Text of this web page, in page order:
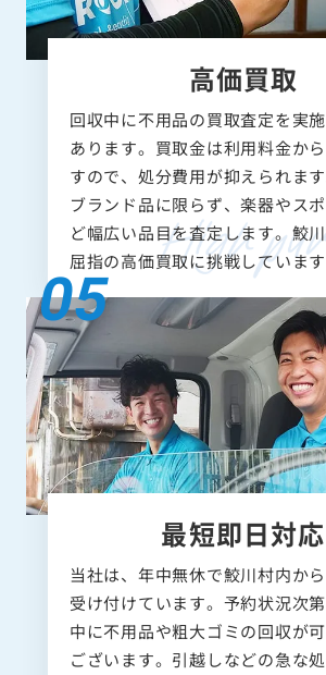
高価買取
回収中に不用品の買取査定を実
あります。買取金は利用料金か
すので、処分費用が抑えられま
ブランド品に限らず、楽器やス
ど幅広い品目を査定します。鮫
屈指の高価買取に挑戦しています
最短即日対応
当社は、年中無休で鮫川村内か
受け付けています。予約状況次
中に不用品や粗大ゴミの回収が
ございます。引越しなどの急な